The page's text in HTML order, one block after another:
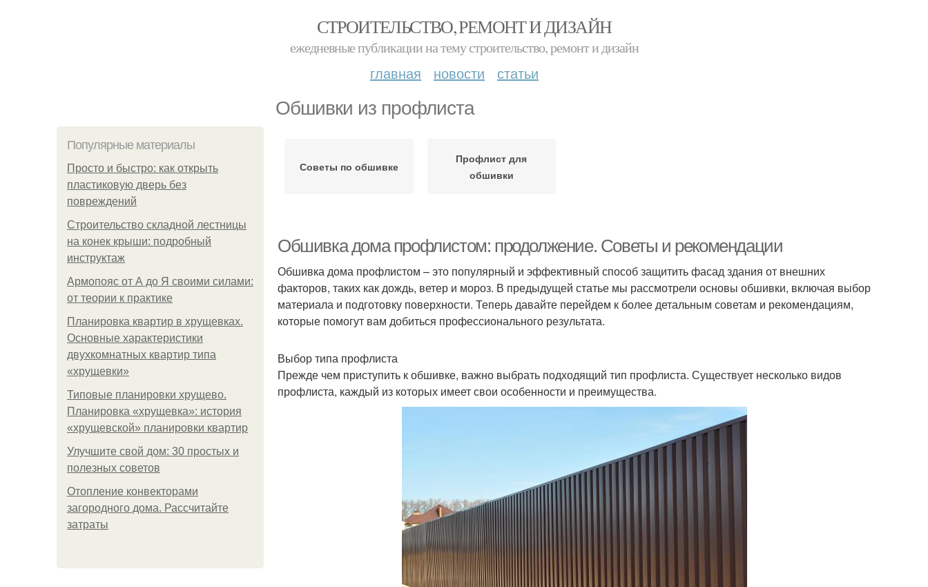
СТРОИТЕЛЬСТВО, РЕМОНТ И ДИЗАЙН
ежедневные публикации на тему строительство, ремонт и дизайн
главная новости статьи
Обшивки из профлиста
Популярные материалы
Просто и быстро: как открыть
пластиковую дверь без
повреждений
Строительство складной лестницы
на конек крыши: подробный
инструктаж
Армопояс от А до Я своими силами:
от теории к практике
Планировка квартир в хрущевках.
Основные характеристики
двухкомнатных квартир типа
«хрущевки»
Типовые планировки хрущево.
Планировка «хрущевка»: история
«хрущевской» планировки квартир
Улучшите свой дом: 30 простых и
полезных советов
Отопление конвекторами
загородного дома. Рассчитайте
затраты
Советы по обшивке
Профлист для
обшивки
Обшивка дома профлистом: продолжение. Советы и рекомендации
Обшивка дома профлистом – это популярный и эффективный способ защитить фасад здания от внешних
факторов, таких как дождь, ветер и мороз. В предыдущей статье мы рассмотрели основы обшивки, включая выбор
материала и подготовку поверхности. Теперь давайте перейдем к более детальным советам и рекомендациям,
которые помогут вам добиться профессионального результата.
Выбор типа профлиста
Прежде чем приступить к обшивке, важно выбрать подходящий тип профлиста. Существует несколько видов
профлиста, каждый из которых имеет свои особенности и преимущества.